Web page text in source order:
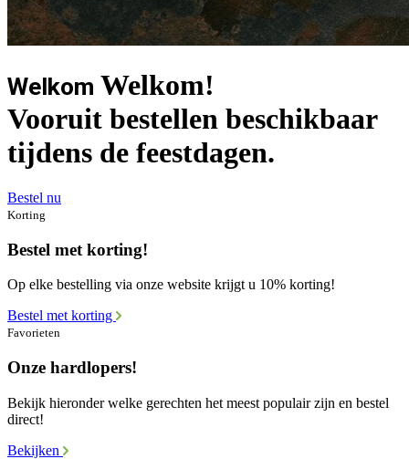
Welkom Welkom!
Vooruit bestellen beschikbaar
tijdens de feestdagen.
Bestel nu
Korting
Bestel met korting!
Op elke bestelling via onze website krijgt u 10% korting!
Bestel met korting
Favorieten
Onze hardlopers!
Bekijk hieronder welke gerechten het meest populair zijn en bestel
direct!
Bekijken